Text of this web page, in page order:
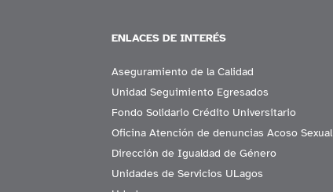
ENLACES DE INTERÉS
Aseguramiento de la Calidad
Unidad Seguimiento Egresados
Fondo Solidario Crédito Universitario
Oficina Atención de denuncias Acoso Sexual
Dirección de Igualdad de Género
Unidades de Servicios ULagos